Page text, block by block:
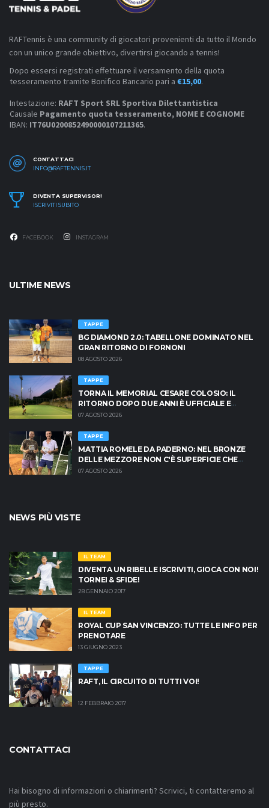
RAFTennis è una community di giocatori provenienti da tutto il Mondo
con un unico grande obiettivo, divertirsi giocando a tennis!
Dopo essersi registrati effettuare il versamento della quota
tesseramento tramite Bonifico Bancario pari a €15,00.
Intestazione: RAFT Sport SRL Sportiva Dilettantistica
Causale Pagamento quota tesseramento, NOME E COGNOME
IBAN: IT76U0200852490000107211365.
CONTATTACI
INFO@RAFTENNIS.IT
DIVENTA SUPERVISOR!
ISCRIVITI SUBITO
FACEBOOK INSTAGRAM
ULTIME NEWS
TAPPE
BG DIAMOND 2.0: TABELLONE DOMINATO NEL
GRAN RITORNO DI FORNONI
08 AGOSTO 2026
TAPPE
TORNA IL MEMORIAL CESARE COLOSIO: IL
RITORNO DOPO DUE ANNI È UFFICIALE E
BRESCIA È PRONTA AD INFIAMMARSI!
07 AGOSTO 2026
TAPPE
MATTIA ROMELE DA PADERNO: NEL BRONZE
DELLE MEZZORE NON C'È SUPERFICIE CHE
TENGA
07 AGOSTO 2026
NEWS PIÙ VISTE
IL TEAM
DIVENTA UN RIBELLE ISCRIVITI, GIOCA CON NOI!
TORNEI & SFIDE!
28 GENNAIO 2017
IL TEAM
ROYAL CUP SAN VINCENZO: TUTTE LE INFO PER
PRENOTARE
13 GIUGNO 2023
TAPPE
RAFT, IL CIRCUITO DI TUTTI VOI!
12 FEBBRAIO 2017
CONTATTACI
Hai bisogno di informazioni o chiarimenti? Scrivici, ti contatteremo al
più presto.